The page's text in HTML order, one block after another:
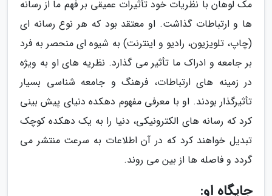
مک لوهان با نظریات خود تأثیرات عمیقی بر فهم ما از رسانه
ها و ارتباطات گذاشت. او معتقد بود که هر نوع رسانه ای
(چاپ، تلویزیون، رادیو و اینترنت) به شیوه ای منحصر به فرد
بر جامعه و ادراک ما تأثیر می گذارد. نظریه های او به ویژه
در زمینه های ارتباطات، فرهنگ و جامعه شناسی بسیار
تأثیرگذار بودند. او با معرفی مفهوم دهکده دنیای پیش بینی
کرد که رسانه های الکترونیکی، دنیا را به یک دهکده کوچک
تبدیل خواهند کرد که در آن اطلاعات به سرعت منتشر می
گردد و فاصله ها از بین می روند.
جایگاه او: